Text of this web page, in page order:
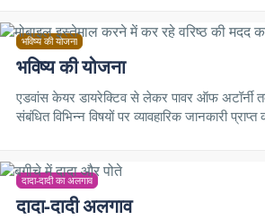
भविष्य की योजना
भविष्य की योजना
एडवांस केयर डायरेक्टिव से लेकर पावर ऑफ अटॉर्नी
संबंधित विभिन्न विषयों पर व्यावहारिक जानकारी
दादा-दादी का अलगाव
दादा-दादी अलगाव